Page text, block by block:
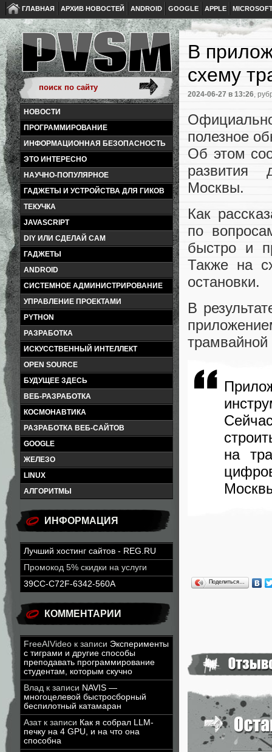
ГЛАВНАЯ АРХИВ НОВОСТЕЙ ANDROID GOOGLE APPLE
НОВОСТИ
ПРОГРАММИРОВАНИЕ
ИНФОРМАЦИОННАЯ БЕЗОПАСНОСТЬ
ЭТО ИНТЕРЕСНО
НАУЧНО-ПОПУЛЯРНОЕ
ГАДЖЕТЫ И УСТРОЙСТВА ДЛЯ ГИКОВ
ТЕКУЧКА
JAVASCRIPT
DIY ИЛИ СДЕЛАЙ САМ
ГАДЖЕТЫ
ANDROID
СИСТЕМНОЕ АДМИНИСТРИРОВАНИЕ
УПРАВЛЕНИЕ ПРОЕКТАМИ
PYTHON
РАЗРАБОТКА
ИСКУССТВЕННЫЙ ИНТЕЛЛЕКТ
OPEN SOURCE
БУДУЩЕЕ ЗДЕСЬ
ВЕБ-РАЗРАБОТКА
КОСМОНАВТИКА
РАЗРАБОТКА ВЕБ-САЙТОВ
GOOGLE
ЖЕЛЕЗО
LINUX
АЛГОРИТМЫ
ИНФОРМАЦИЯ
Лучший хостинг сайтов - REG.RU
Промокод 5% скидки на услуги
39CC-C72F-6342-560A
КОММЕНТАРИИ
FreeAIVideo к записи Эксперименты
с тиграми и другие способы
преподавать программирование
студентам, которым скучно
Влад к записи NAVIS —
многоцелевой быстросборный
беспилотный катамаран
Азатк записи Как я собрал LLM-
печку на 4 GPU, и на что она
способна
В
схему
2024-06-27 в 13:26,
полезное
Об этом
развития
Москвы.
Как
по
быстро и
Также на
остановки.
В
на
Поделиться…